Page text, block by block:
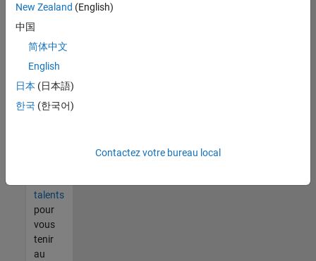
vous
trouvez
pas
d'offre
corresponde
à vos
talents
pour
vous
tenir
au
New Zealand (English)
中国
简体中文
English
日本 (日本語)
한국 (한국어)
Contactez votre bureau local